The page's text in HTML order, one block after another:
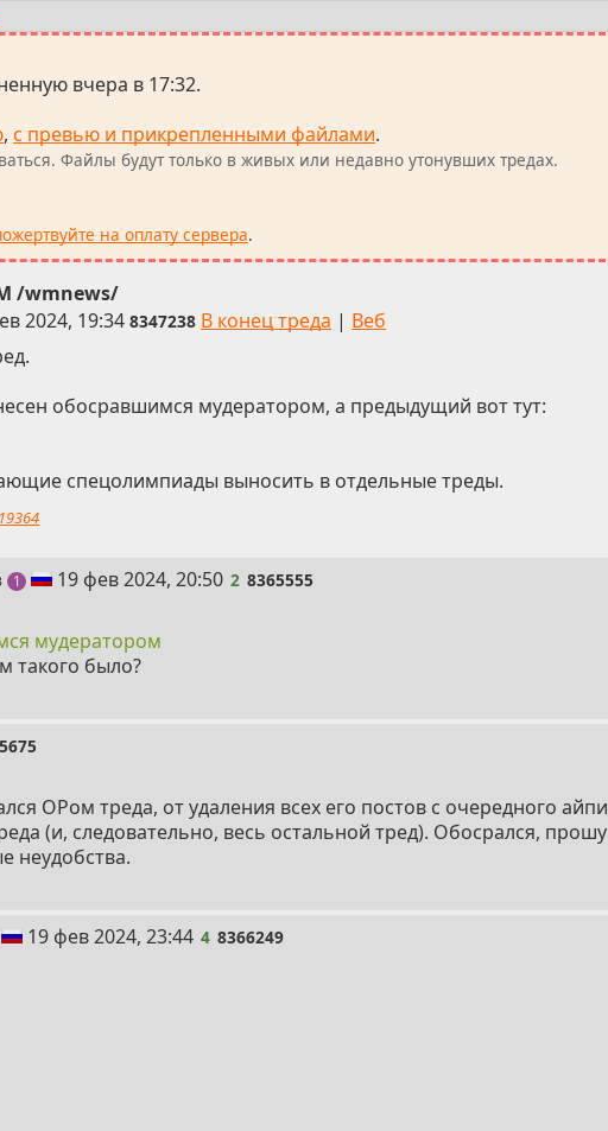
вчера в 17:32.
, с превью и прикрепленными файлами.
Файлы будут только в живых или недавно утонувших тредах.
на оплату сервера.
/wmnews/
2024, 19:34 8347238 В конец треда | Веб
обосравшимся мудератором, а предыдущий вот тут:
спецолимпиады выносить в отдельные треды.
1пост 2
19 фев 2024, 20:50 2 8365555
мудератором
такого было?
ОРом треда, от удаления всех его постов с очередного айпи
(и, следовательно, весь остальной тред). Обосрался, прошу
неудобства.
пост 4
19 фев 2024, 23:44 4 8366249